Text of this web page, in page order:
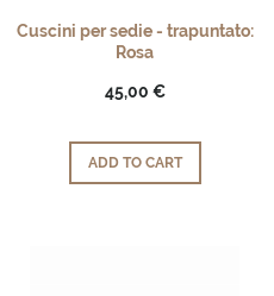
Cuscini per sedie - trapuntato:
Rosa
45,00 €
ADD TO CART